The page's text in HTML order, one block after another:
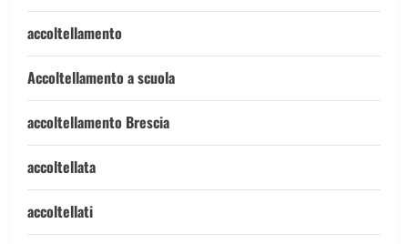
accoltellamento
Accoltellamento a scuola
accoltellamento Brescia
accoltellata
accoltellati